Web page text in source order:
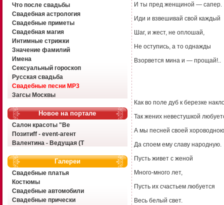
Что после свадьбы
Свадебная астрология
Свадебные приметы
Свадебная магия
Интимные стрижки
Значение фамилий
Имена
Сексуальный гороскоп
Русская свадьба
Свадебные песни MP3
Загсы Москвы
Новое на портале
Салон красоты "Ве
Позитиff - event-агент
Валентина - Ведущая (Т
Галереи
Свадебные платья
Костюмы
Свадебные автомобили
Свадебные прически
И ты пред женщиной — сапер.
Иди и взвешивай свой каждый
Шаг, и жест, не оплошай,
Не оступись, а то однажды
Взорвется мина и — прощай!..
Как во поле дуб к березке
Так жених невестушкой
А мы песней своей хороводною
Да споем ему славу народную.
Пусть живет с женой
Много-много лет,
Пусть их счастьем любуется
Весь белый свет.